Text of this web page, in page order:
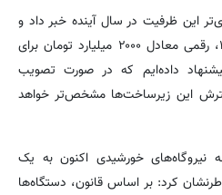
این ظرفیت در سال آینده خبر داد و
افزود: در لایحه بودجه سال ۱۴۰۵، رقمی معادل ۲۰۰۰ میلیارد تومان برای
داده‌ایم که در صورت تصویب
این زیرساخت‌ها مشخص‌تر خواهد
نیروگاه‌های خورشیدی اکنون به یک
کرد: بر اساس قانون، دستگاه‌ها